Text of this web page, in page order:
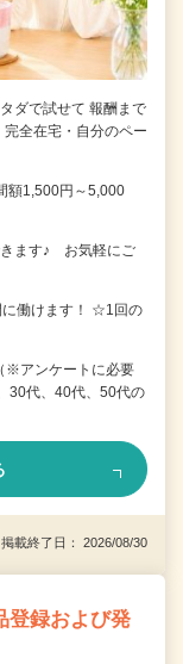
ダで試せて 報酬まで
全在宅・自分のペー
額1,500円～5,000
きます♪ お気軽にご
に働けます！ ☆1回の
※アンケートに必要
30代、40代、50代の
載終了日： 2026/08/30
登録および発